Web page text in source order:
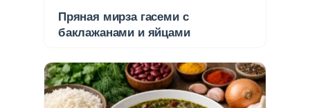
Пряная мирза гасеми с
баклажанами и яйцами